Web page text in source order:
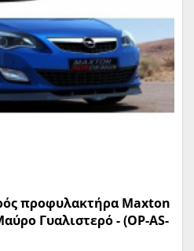
προφυλακτήρα Maxton
Γυαλιστερό - (OP-AS-